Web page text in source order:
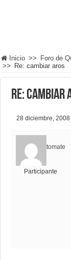
Inicio >> Foro de
>>
Re: cambiar aros
Re: cambiar
28 diciembre,
tomate
Participante